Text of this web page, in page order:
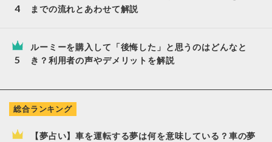
までの流れとあわせて解説
ルーミーを購入して「後悔した」と思うのはどんなと
き？利用者の声やデメリットを解説
総合ランキング
【夢占い】車を運転する夢は何を意味している？車の夢